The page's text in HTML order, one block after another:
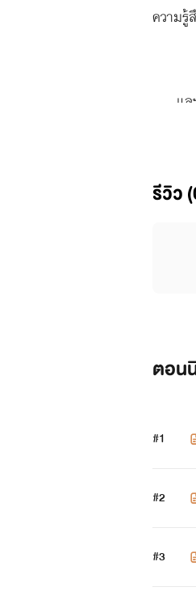
ความรู้
แ
นั้น
รีวิว
ตอน
#1
#2
#3